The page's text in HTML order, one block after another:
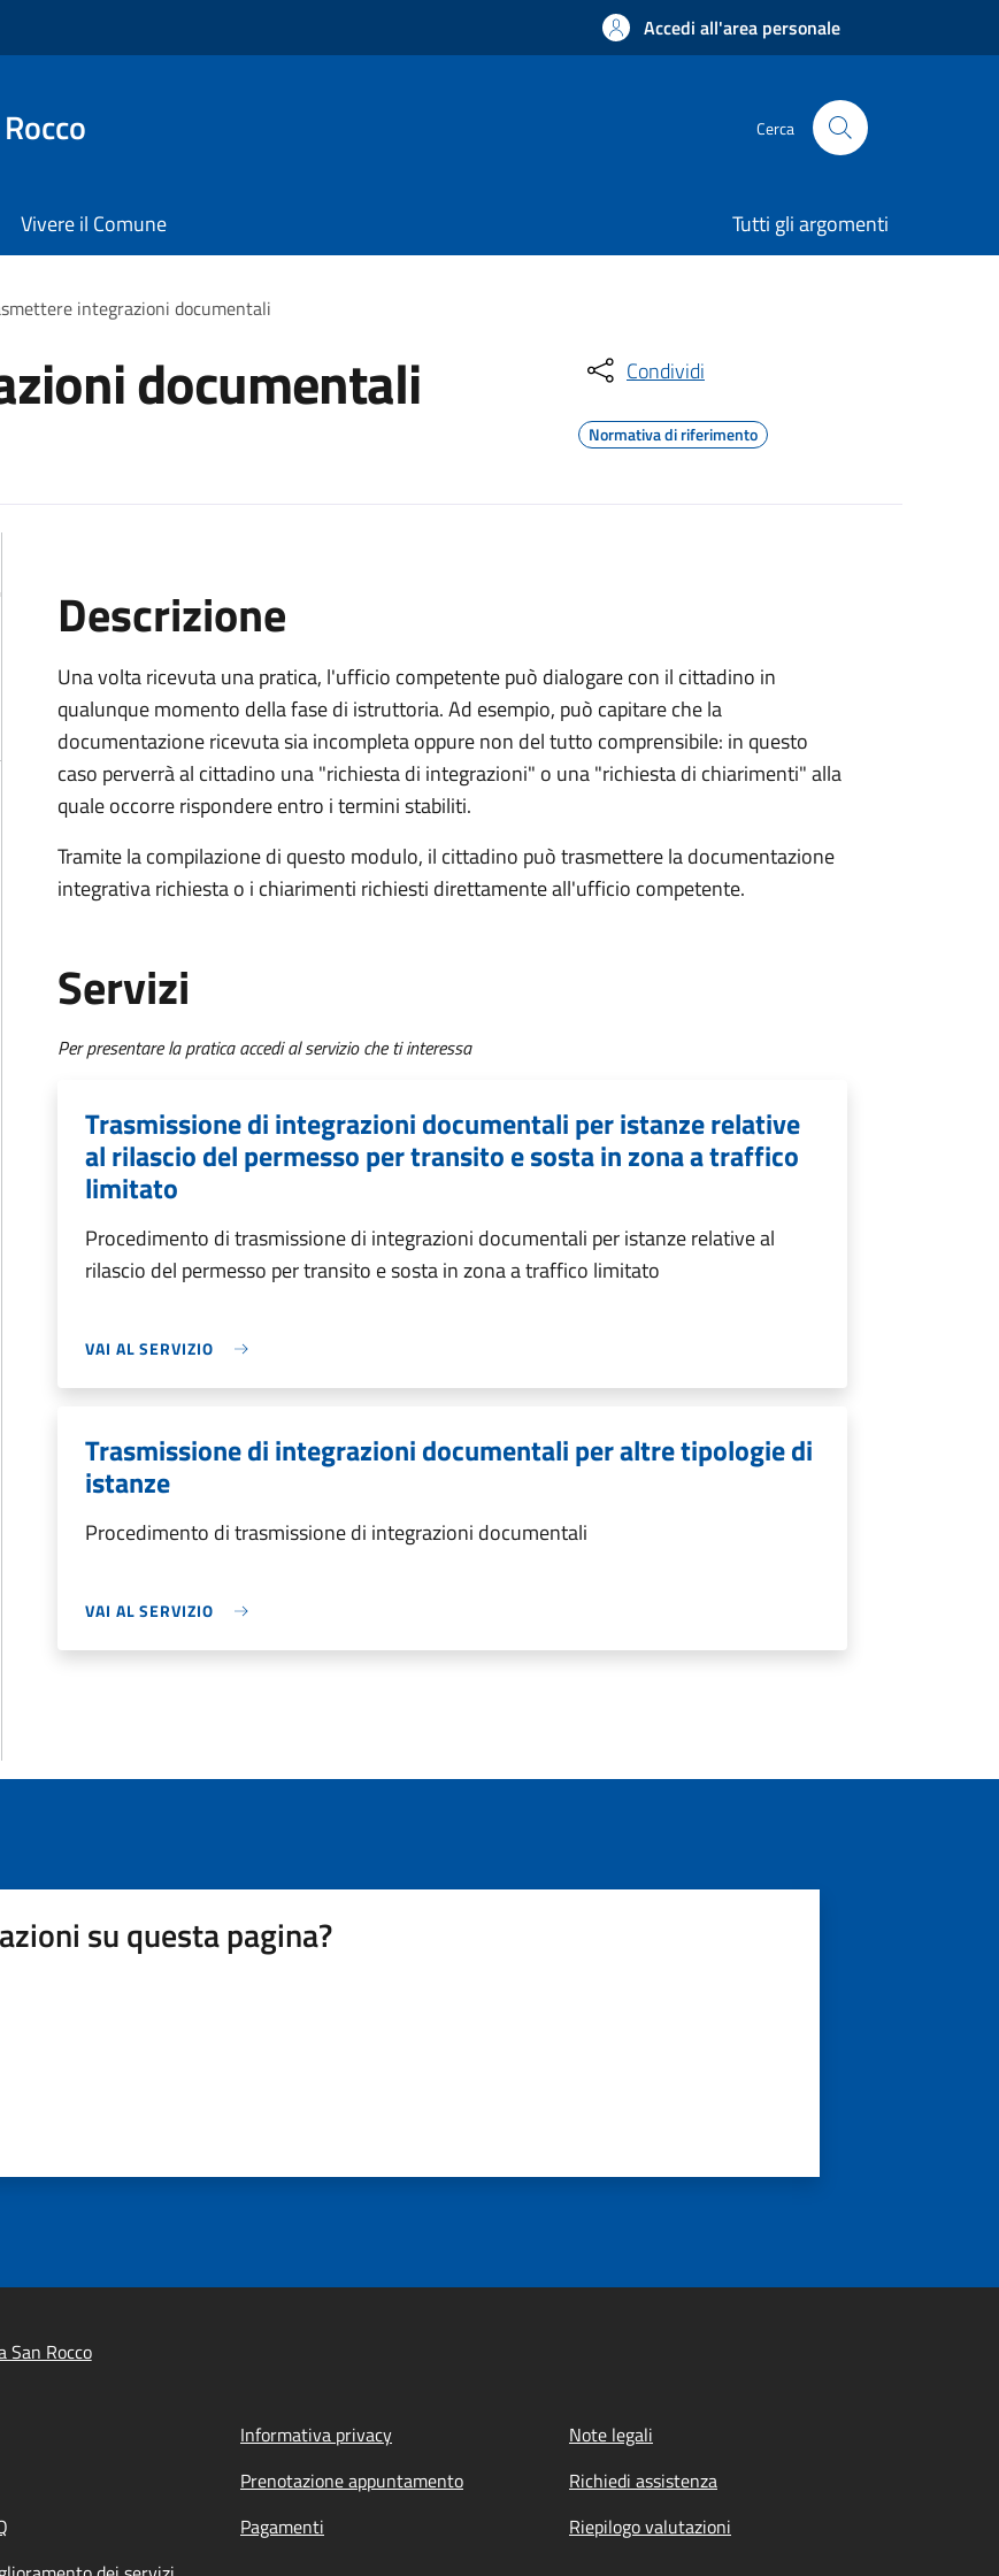
Accedi all'area personale
Cerca
Vivere il Comune Tutti gli argomenti
integrazioni documentali
documentali Condividi
Normativa di riferimento
Descrizione
Una volta ricevuta una pratica, l'ufficio competente può dialogare con il cittadino in
qualunque momento della fase di istruttoria. Ad esempio, può capitare che la
documentazione ricevuta sia incompleta oppure non del tutto comprensibile: in questo
caso perverrà al cittadino una "richiesta di integrazioni" o una "richiesta di chiarimenti" alla
quale occorre rispondere entro i termini stabiliti.
Tramite la compilazione di questo modulo, il cittadino può trasmettere la documentazione
integrativa richiesta o i chiarimenti richiesti direttamente all'ufficio competente.
Servizi
Per presentare la pratica accedi al servizio che ti interessa
Trasmissione di integrazioni documentali per istanze relative
al rilascio del permesso per transito e sosta in zona a traffico
limitato
Procedimento di trasmissione di integrazioni documentali per istanze relative al
rilascio del permesso per transito e sosta in zona a traffico limitato
VAI AL SERVIZIO
Trasmissione di integrazioni documentali per altre tipologie di
istanze
Procedimento di trasmissione di integrazioni documentali
VAI AL SERVIZIO
su questa pagina?
San Rocco
Informativa privacy
Note legali
Prenotazione appuntamento
Richiedi assistenza
Pagamenti
Riepilogo valutazioni